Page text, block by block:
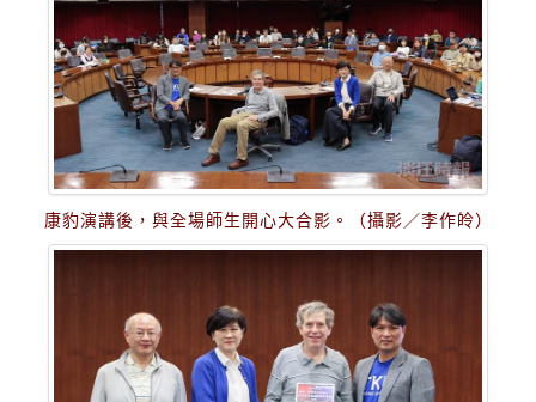
康豹演講後，與全場師生開心大合影。（攝影／李作皊）